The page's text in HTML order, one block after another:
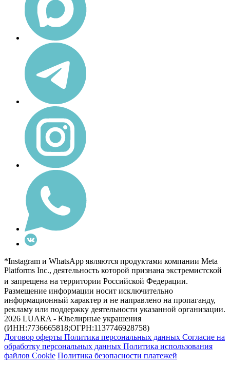
*Instagram и WhatsApp являются продуктами компании Meta
Platforms Inc., деятельность которой признана экстремистской
и запрещена на территории Российской Федерации.
Размещение информации носит исключительно
информационный характер и не направлено на пропаганду,
рекламу или поддержку деятельности указанной организации.
2026 LUARA - Ювелирные украшения
(ИНН:7736665818;ОГРН:1137746928758)
Договор оферты Политика персональных данных Согласие на
обработку персональных данных Политика использования
файлов Cookie Политика безопасности платежей